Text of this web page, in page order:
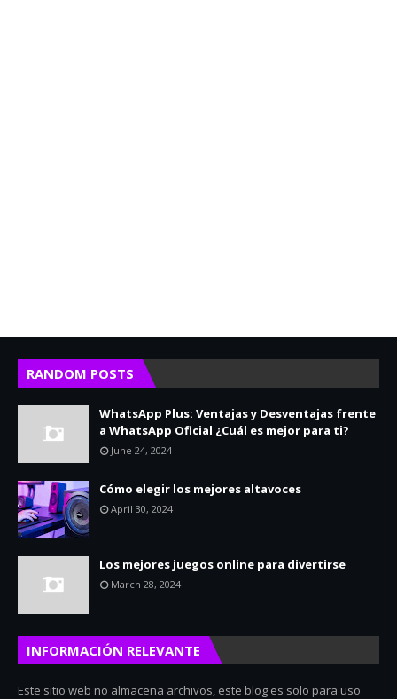
RANDOM POSTS
WhatsApp Plus: Ventajas y Desventajas frente
a WhatsApp Oficial ¿Cuál es mejor para ti?
June 24, 2024
Cómo elegir los mejores altavoces
April 30, 2024
Los mejores juegos online para divertirse
March 28, 2024
INFORMACIÓN RELEVANTE
Este sitio web no almacena archivos, este blog es solo para uso